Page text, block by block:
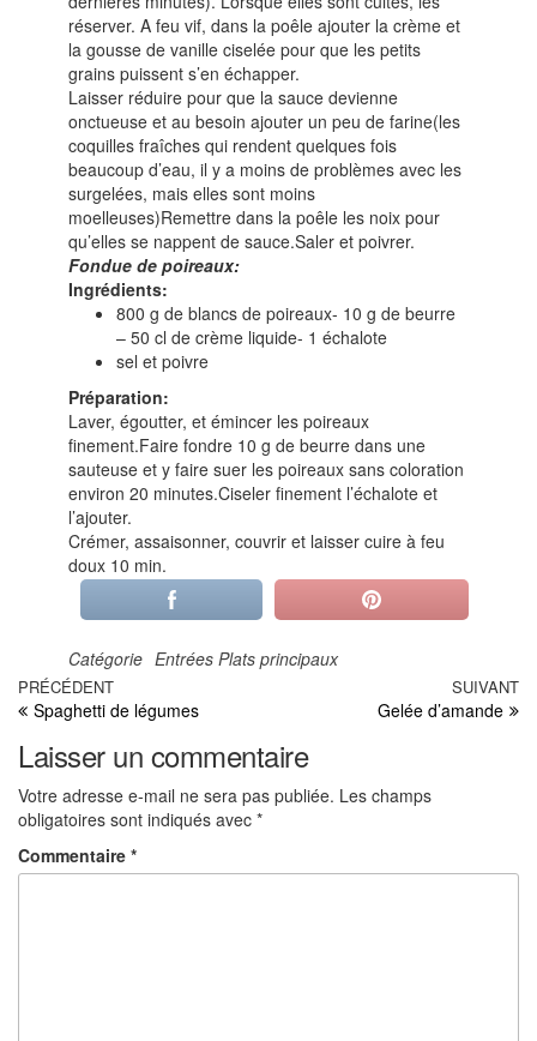
réserver. A feu vif, dans la poêle ajouter la crème et
la gousse de vanille ciselée pour que les petits
grains puissent s’en échapper.
Laisser réduire pour que la sauce devienne
onctueuse et au besoin ajouter un peu de farine(les
coquilles fraîches qui rendent quelques fois
beaucoup d’eau, il y a moins de problèmes avec les
surgelées, mais elles sont moins
moelleuses)Remettre dans la poêle les noix pour
qu’elles se nappent de sauce.Saler et poivrer.
Fondue de poireaux:
Ingrédients:
800 g de blancs de poireaux- 10 g de beurre
– 50 cl de crème liquide- 1 échalote
sel et poivre
Préparation:
Laver, égoutter, et émincer les poireaux
finement.Faire fondre 10 g de beurre dans une
sauteuse et y faire suer les poireaux sans coloration
environ 20 minutes.Ciseler finement l’échalote et
l’ajouter.
Crémer, assaisonner, couvrir et laisser cuire à feu
doux 10 min.
Catégorie Entrées Plats principaux
Navigation
de
l’article
Article
précédent
PRÉCÉDENT
Spaghetti de légumes
SUIVANT
Gelée d’amande
Laisser un commentaire
Votre adresse e-mail ne sera pas publiée. Les champs
obligatoires sont indiqués avec *
Commentaire *